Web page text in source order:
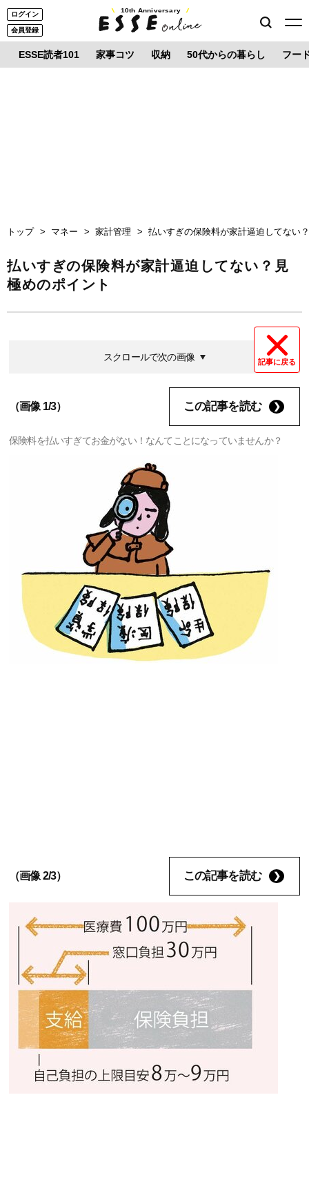
ログイン
会員登録
10th Anniversary
ESSE読者101 家事コツ 収納 50代からの暮らし フー
トップ マネー 家計管理 払いすぎの保険料が家計逼迫してない
払いすぎの保険料が家計逼迫してない？見
極めのポイント
記事に戻る
スクロールで次の画像
（画像 1/3） この記事を読む
保険料を払いすぎてお金がない！なんてことになっていませんか？
（画像 2/3） この記事を読む